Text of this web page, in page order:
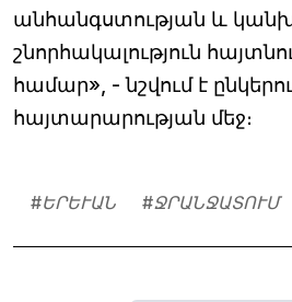
անհանգստության և
շնորհակալություն
համար», - նշվում է
հայտարարության մեջ։
#ԵՐԵՒԱՆ #ՋՐԱՆՋԱՏՈՒՄ